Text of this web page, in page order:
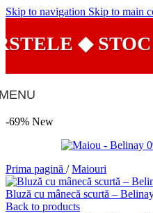
Skip to navigation Skip to main
◆ STOC
-69% New
Prima pagină / Maiouri
Bluză cu mânecă scurtă –
Back to products